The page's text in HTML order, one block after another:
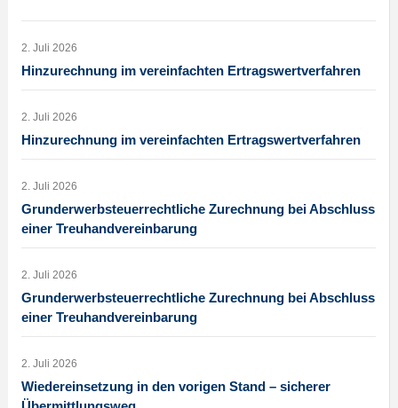
2. Juli 2026
Hinzurechnung im vereinfachten Ertragswertverfahren
2. Juli 2026
Hinzurechnung im vereinfachten Ertragswertverfahren
2. Juli 2026
Grunderwerbsteuerrechtliche Zurechnung bei Abschluss
einer Treuhandvereinbarung
2. Juli 2026
Grunderwerbsteuerrechtliche Zurechnung bei Abschluss
einer Treuhandvereinbarung
2. Juli 2026
Wiedereinsetzung in den vorigen Stand – sicherer